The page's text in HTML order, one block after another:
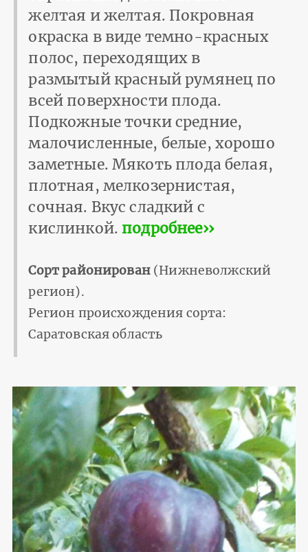
желтая и желтая. Покровная
окраска в виде темно-красных
полос, переходящих в
размытый красный румянец по
всей поверхности плода.
Подкожные точки средние,
малочисленные, белые, хорошо
заметные. Мякоть плода белая,
плотная, мелкозернистая,
сочная. Вкус сладкий с
кислинкой. подробнее››
Сорт районирован(Нижневолжский
регион).
Регион происхождения сорта:
Саратовская область